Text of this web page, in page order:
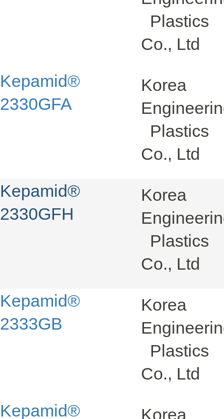
Plastics
Co., Ltd
Kepamid®
2330GFA
Korea
Plastics
Co., Ltd
Kepamid®
2330GFH
Korea
Plastics
Co., Ltd
Kepamid®
2333GB
Korea
Plastics
Co., Ltd
Kepamid®
Korea